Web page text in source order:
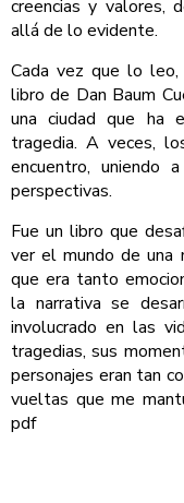
creencias y valores,
allá de lo evidente.
Cada vez que lo
libro de Dan Baum
una ciudad que ha
tragedia. A veces,
encuentro, uniendo
perspectivas.
Fue un libro que
ver el mundo de una
que era tanto
la narrativa se
involucrado en las
tragedias, sus
personajes eran tan
vueltas que me
pdf